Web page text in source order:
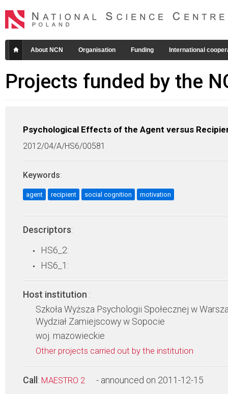
About NCN Organisation Funding International
Projects funded by the
Psychological Effects of the Agent versus
2012/04/A/HS6/00581
Keywords:
agent recipient social cognition motivation
Descriptors:
HS6_2:
HS6_1:
Host institution :
Szkoła Wyższa Psychologii Społecznej w
Wydział Zamiejscowy w Sopocie
woj. mazowieckie
Other projects carried out by the institution
Call : MAESTRO 2 - announced on 2011-12-15